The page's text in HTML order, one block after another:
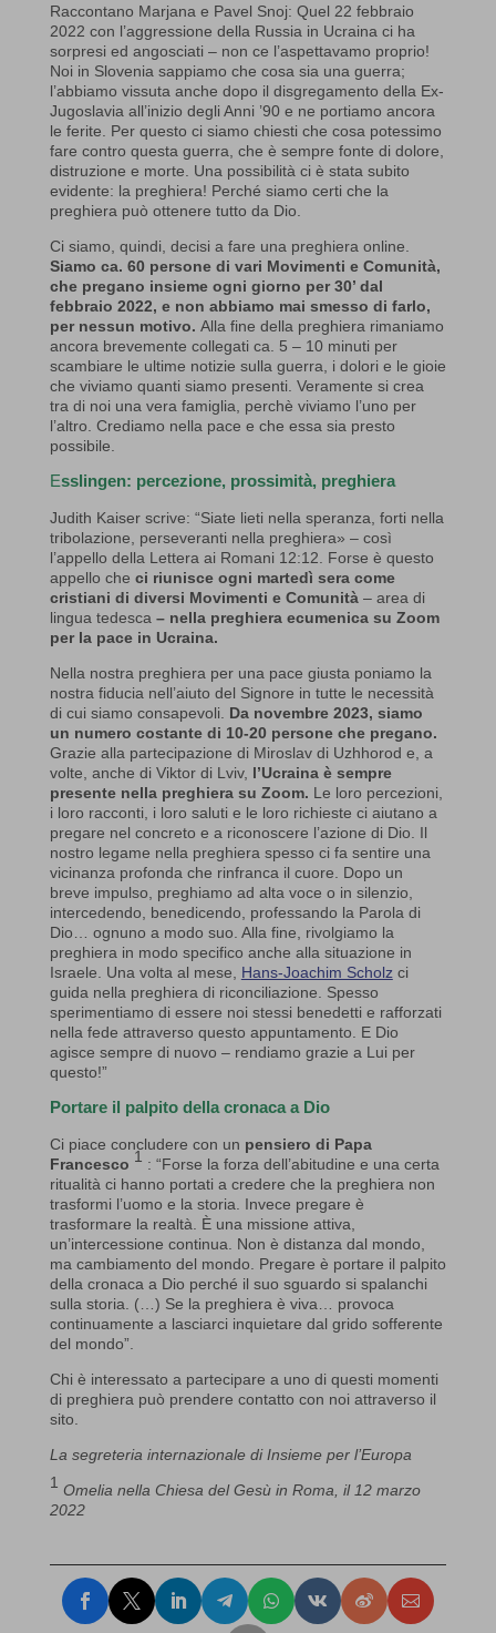
Raccontano Marjana e Pavel Snoj: Quel 22 febbraio
2022 con l’aggressione della Russia in Ucraina ci ha
sorpresi ed angosciati – non ce l’aspettavamo proprio!
Noi in Slovenia sappiamo che cosa sia una guerra;
l’abbiamo vissuta anche dopo il disgregamento della Ex-
Jugoslavia all’inizio degli Anni ’90 e ne portiamo ancora
le ferite. Per questo ci siamo chiesti che cosa potessimo
fare contro questa guerra, che è sempre fonte di dolore,
distruzione e morte. Una possibilità ci è stata subito
evidente: la preghiera! Perché siamo certi che la
preghiera può ottenere tutto da Dio.
Ci siamo, quindi, decisi a fare una preghiera online.
Siamo ca. 60 persone di vari Movimenti e Comunità,
che pregano insieme ogni giorno per 30’ dal
febbraio 2022, e non abbiamo mai smesso di farlo,
per nessun motivo. Alla fine della preghiera rimaniamo
ancora brevemente collegati ca. 5 – 10 minuti per
scambiare le ultime notizie sulla guerra, i dolori e le gioie
che viviamo quanti siamo presenti. Veramente si crea
tra di noi una vera famiglia, perchè viviamo l’uno per
l’altro. Crediamo nella pace e che essa sia presto
possibile.
Esslingen: percezione, prossimità, preghiera
Judith Kaiser scrive: “Siate lieti nella speranza, forti nella
tribolazione, perseveranti nella preghiera» – così
l’appello della Lettera ai Romani 12:12. Forse è questo
appello che ci riunisce ogni martedì sera come
cristiani di diversi Movimenti e Comunità – area di
lingua tedesca – nella preghiera ecumenica su Zoom
per la pace in Ucraina.
Nella nostra preghiera per una pace giusta poniamo la
nostra fiducia nell’aiuto del Signore in tutte le necessità
di cui siamo consapevoli. Da novembre 2023, siamo
un numero costante di 10-20 persone che pregano.
Grazie alla partecipazione di Miroslav di Uzhhorod e, a
volte, anche di Viktor di Lviv, l’Ucraina è sempre
presente nella preghiera su Zoom. Le loro percezioni,
i loro racconti, i loro saluti e le loro richieste ci aiutano a
pregare nel concreto e a riconoscere l’azione di Dio. Il
nostro legame nella preghiera spesso ci fa sentire una
vicinanza profonda che rinfranca il cuore. Dopo un
breve impulso, preghiamo ad alta voce o in silenzio,
intercedendo, benedicendo, professando la Parola di
Dio… ognuno a modo suo. Alla fine, rivolgiamo la
preghiera in modo specifico anche alla situazione in
Israele. Una volta al mese, Hans-Joachim Scholz ci
guida nella preghiera di riconciliazione. Spesso
sperimentiamo di essere noi stessi benedetti e rafforzati
nella fede attraverso questo appuntamento. E Dio
agisce sempre di nuovo – rendiamo grazie a Lui per
questo!”
Portare il palpito della cronaca a Dio
Ci piace concludere con un pensiero di Papa
Francesco 1 : “Forse la forza dell’abitudine e una certa
ritualità ci hanno portati a credere che la preghiera non
trasformi l’uomo e la storia. Invece pregare è
trasformare la realtà. È una missione attiva,
un’intercessione continua. Non è distanza dal mondo,
ma cambiamento del mondo. Pregare è portare il palpito
della cronaca a Dio perché il suo sguardo si spalanchi
sulla storia. (…) Se la preghiera è viva… provoca
continuamente a lasciarci inquietare dal grido sofferente
del mondo”.
Chi è interessato a partecipare a uno di questi momenti
di preghiera può prendere contatto con noi attraverso il
sito.
La segreteria internazionale di Insieme per l’Europa
1 Omelia nella Chiesa del Gesù in Roma, il 12 marzo
2022